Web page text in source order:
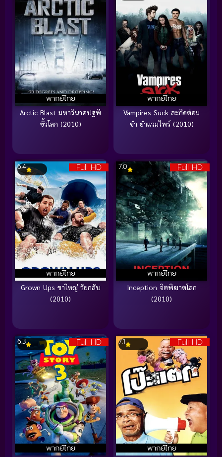
พากย์ไทย
Arctic Blast มหาวินาศปฐพี
ขั้วโลก (2010)
พากย์ไทย
Vampires Suck สะกิดต่อม
ขำ ยำแวมไพร์ (2010)
Full HD
พากย์ไทย
6.4
Grown Ups ขาใหญ่ วัยกลับ
(2010)
Full HD
พากย์ไทย
7.0
Inception จิตพิฆาตโลก
(2010)
Full HD
พากย์ไทย
6.3 Full HD
พากย์ไทย
7.1